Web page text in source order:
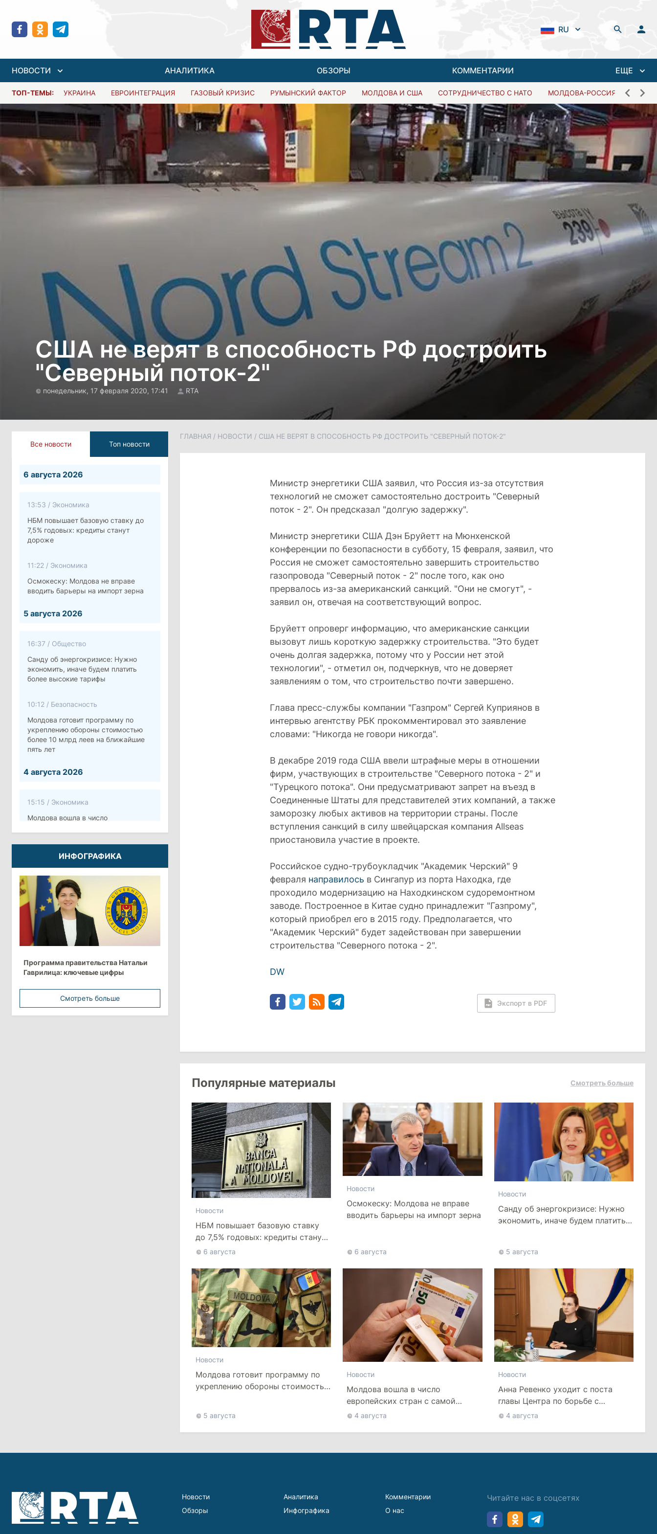
RU
НОВОСТИ АНАЛИТИКА ОБЗОРЫ КОММЕНТАРИИ ЕЩЕ
ТОП-ТЕМЫ: УКРАИНА ЕВРОИНТЕГРАЦИЯ ГАЗОВЫЙ КРИЗИС РУМЫНСКИЙ ФАКТОР МОЛДОВА И США СОТРУДНИЧЕСТВО С НАТО МОЛДОВА-РОССИЯ
США не верят в способность РФ достроить
"Северный поток-2"
понедельник, 17 февраля 2020, 17:41 RTA
Все новости Топ новости
6 августа 2026
13:53 / Экономика
НБМ повышает базовую ставку до
7,5% годовых: кредиты станут
дороже
11:22 / Экономика
Осмокеску: Молдова не вправе
вводить барьеры на импорт зерна
5 августа 2026
16:37 / Общество
Санду об энергокризисе: Нужно
экономить, иначе будем платить
более высокие тарифы
10:12 / Безопасность
Молдова готовит программу по
укреплению обороны стоимостью
более 10 млрд леев на ближайшие
пять лет
4 августа 2026
15:15 / Экономика
Молдова вошла в число
Анна Ревенко уходит с поста главы
Центра по борьбе с
дезинформацией
3 августа 2026
Власти Молдовы проверят
обстоятельства выдачи виз
НБМ на фоне обсуждения зарплат
28 июля 2026
12:49 /Экономика
ИНФОГРАФИКА
Программа правительства Натальи
Гаврилица: ключевые цифры
Смотреть больше
ГЛАВНАЯ / НОВОСТИ / США НЕ ВЕРЯТ В СПОСОБНОСТЬ РФ ДОСТРОИТЬ "СЕВЕРНЫЙ ПОТОК-2"
Министр энергетики США заявил, что Россия из-за отсутствия
технологий не сможет самостоятельно достроить "Северный
поток - 2". Он предсказал "долгую задержку".
Министр энергетики США Дэн Бруйетт на Мюнхенской
конференции по безопасности в субботу, 15 февраля, заявил, что
Россия не сможет самостоятельно завершить строительство
газопровода "Северный поток - 2" после того, как оно
прервалось из-за американский санкций. "Они не смогут", -
заявил он, отвечая на соответствующий вопрос.
Бруйетт опроверг информацию, что американские санкции
вызовут лишь короткую задержку строительства. "Это будет
очень долгая задержка, потому что у России нет этой
технологии", - отметил он, подчеркнув, что не доверяет
заявлениям о том, что строительство почти завершено.
Глава пресс-службы компании "Газпром" Сергей Куприянов в
интервью агентству РБК прокомментировал это заявление
словами: "Никогда не говори никогда".
В декабре 2019 года США ввели штрафные меры в отношении
фирм, участвующих в строительстве "Северного потока - 2" и
"Турецкого потока". Они предусматривают запрет на въезд в
Соединенные Штаты для представителей этих компаний, а также
заморозку любых активов на территории страны. После
вступления санкций в силу швейцарская компания Allseas
приостановила участие в проекте.
Российское судно-трубоукладчик "Академик Черский" 9
февраля направилось в Сингапур из порта Находка, где
проходило модернизацию на Находкинском судоремонтном
заводе. Построенное в Китае судно принадлежит "Газпрому",
который приобрел его в 2015 году. Предполагается, что
"Академик Черский" будет задействован при завершении
строительства "Северного потока - 2".
DW
Экспорт в PDF
Популярные материалы Смотреть больше
Новости
НБМ повышает базовую ставку
до 7,5% годовых: кредиты станут
дороже
6 августа
Новости
Осмокеску: Молдова не вправе
вводить барьеры на импорт зерна
6 августа
Новости
Санду об энергокризисе: Нужно
экономить, иначе будем платить
5 августа
Новости
Молдова готовит программу по
укреплению обороны стоимостью
5 августа
Новости
Молдова вошла в число
европейских стран с самой
низкой минимальной зарплатой
4 августа
Новости
Анна Ревенко уходит с поста
главы Центра по борьбе с
дезинформацией
4 августа
Новости Аналитика
Комментарии
Обзоры
Инфографика О нас
Читайте нас в соцсетях